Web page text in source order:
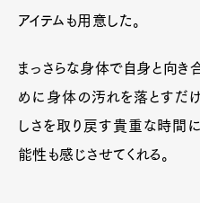
アイテムも用意した。
まっさらな身体で自身と向
めに身体の汚れを落とすだ
しさを取り戻す貴重な時間
能性も感じさせてくれる。